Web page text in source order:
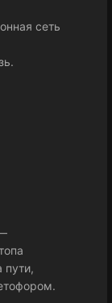
сеть
пути,